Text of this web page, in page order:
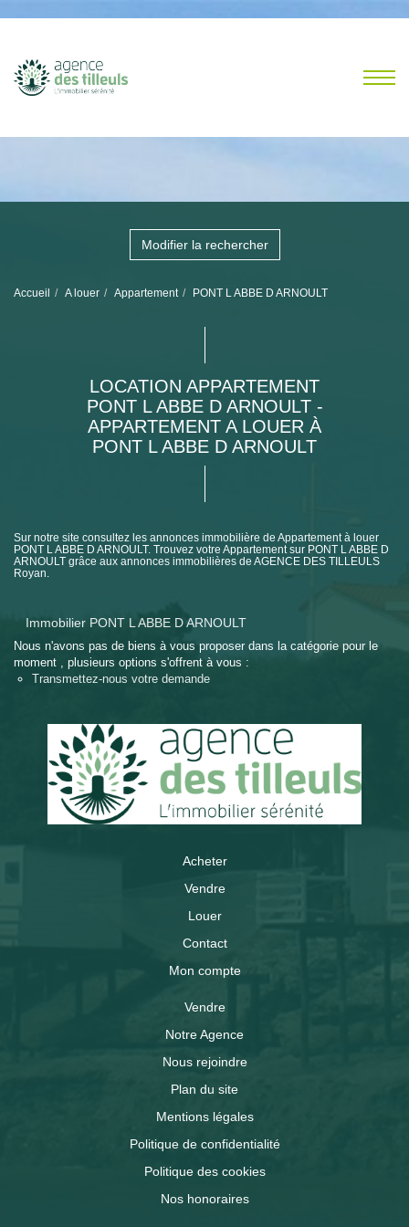
Modifier la rechercher
Accueil A louer Appartement PONT L ABBE D ARNOULT
LOCATION APPARTEMENT
PONT L ABBE D ARNOULT -
APPARTEMENT A LOUER À
PONT L ABBE D ARNOULT
Sur notre site consultez les annonces immobilière de Appartement à louer
PONT L ABBE D ARNOULT. Trouvez votre Appartement sur PONT L ABBE D
ARNOULT grâce aux annonces immobilières de AGENCE DES TILLEULS
Royan.
Immobilier PONT L ABBE D ARNOULT
Nous n'avons pas de biens à vous proposer dans la catégorie pour le
moment , plusieurs options s'offrent à vous :
Transmettez-nous votre demande
Acheter
Vendre
Louer
Contact
Mon compte
Vendre
Notre Agence
Nous rejoindre
Plan du site
Mentions légales
Politique de confidentialité
Politique des cookies
Nos honoraires